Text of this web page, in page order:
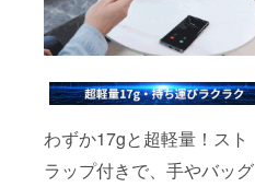
わずか17gと超軽量！スト
ラップ付きで、手やバッグ